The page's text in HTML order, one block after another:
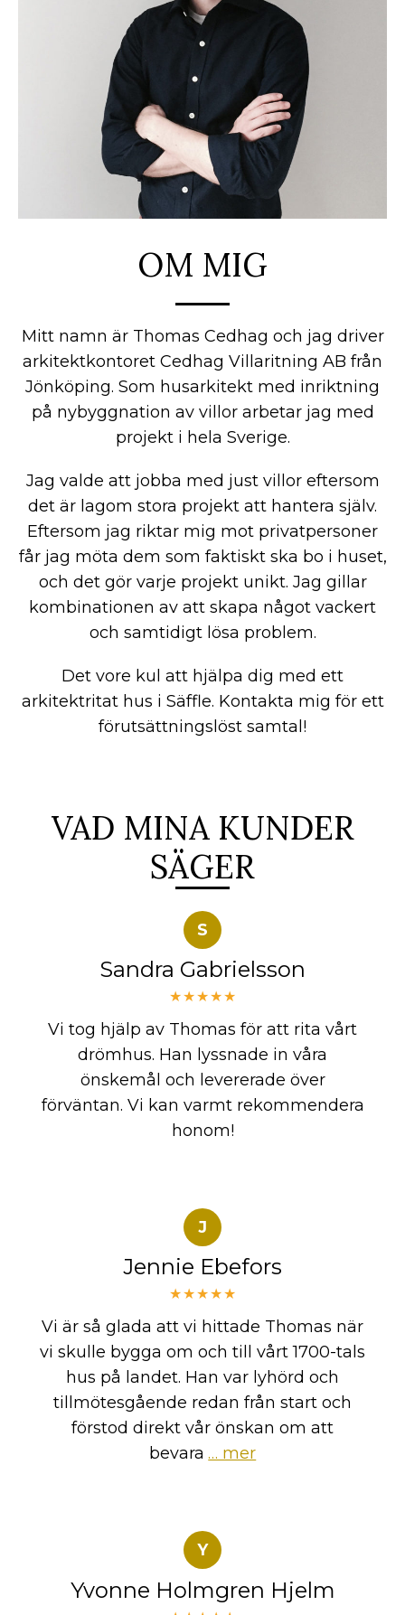
OM MIG
Mitt namn är Thomas Cedhag och jag driver
arkitektkontoret Cedhag Villaritning AB från
Jönköping. Som husarkitekt med inriktning
på nybyggnation av villor arbetar jag med
projekt i hela Sverige.
Jag valde att jobba med just villor eftersom
det är lagom stora projekt att hantera själv.
Eftersom jag riktar mig mot privatpersoner
får jag möta dem som faktiskt ska bo i huset,
och det gör varje projekt unikt. Jag gillar
kombinationen av att skapa något vackert
och samtidigt lösa problem.
Det vore kul att hjälpa dig med ett
arkitektritat hus i Säffle. Kontakta mig för ett
förutsättningslöst samtal!
VAD MINA KUNDER
SÄGER
S
Sandra Gabrielsson
★★★★★
Vi tog hjälp av Thomas för att rita vårt
drömhus. Han lyssnade in våra
önskemål och levererade över
förväntan. Vi kan varmt rekommendera
honom!
J
Jennie Ebefors
★★★★★
Vi är så glada att vi hittade Thomas när
vi skulle bygga om och till vårt 1700-tals
hus på landet. Han var lyhörd och
tillmötesgående redan från start och
förstod direkt vår önskan om att
bevara … mer
Y
Yvonne Holmgren Hjelm